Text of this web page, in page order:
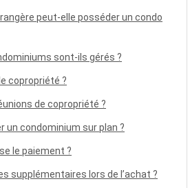
peut-elle posséder un condo
sont-ils gérés ?
copropriété ?
de copropriété ?
un condominium sur plan ?
le paiement ?
supplémentaires lors de l’achat ?